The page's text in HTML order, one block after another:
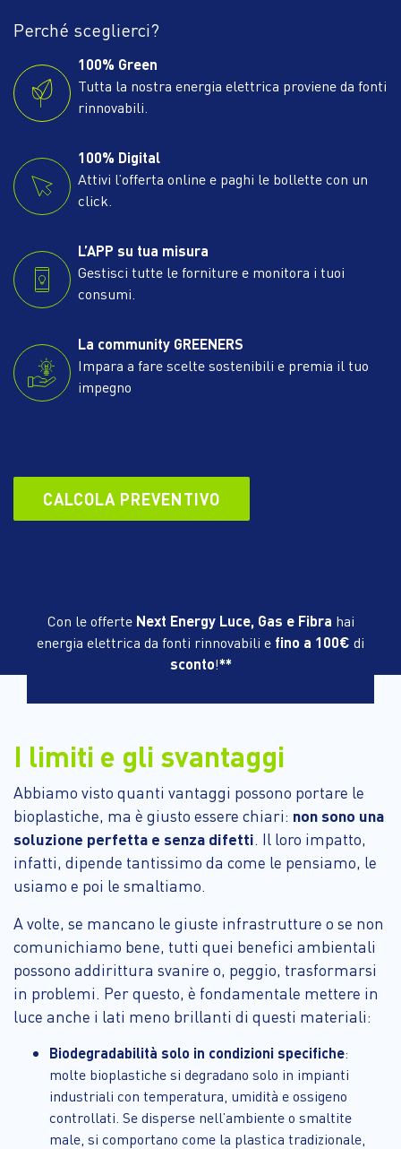
Perché sceglierci?
100% Green
Tutta la nostra energia elettrica proviene da fonti
rinnovabili.
100% Digital
Attivi l’offerta online e paghi le bollette con un
click.
L’APP su tua misura
Gestisci tutte le forniture e monitora i tuoi
consumi.
La community GREENERS
Impara a fare scelte sostenibili e premia il tuo
impegno
CALCOLA PREVENTIVO
Con le offerte Next Energy Luce, Gas e Fibra hai
energia elettrica da fonti rinnovabili e fino a 100€ di
sconto!**
I limiti e gli svantaggi
Abbiamo visto quanti vantaggi possono portare le
bioplastiche, ma è giusto essere chiari: non sono una
soluzione perfetta e senza difetti. Il loro impatto,
infatti, dipende tantissimo da come le pensiamo, le
usiamo e poi le smaltiamo.
A volte, se mancano le giuste infrastrutture o se non
comunichiamo bene, tutti quei benefici ambientali
possono addirittura svanire o, peggio, trasformarsi
in problemi. Per questo, è fondamentale mettere in
luce anche i lati meno brillanti di questi materiali:
Biodegradabilità solo in condizioni specifiche:
molte bioplastiche si degradano solo in impianti
industriali con temperatura, umidità e ossigeno
controllati. Se disperse nell’ambiente o smaltite
male, si comportano come la plastica tradizionale,